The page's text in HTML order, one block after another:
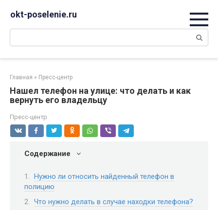
okt-poselenie.ru
Поиск:
Главная » Пресс-центр
Нашел телефон на улице: что делать и как
вернуть его владельцу
Пресс-центр
Содержание
Нужно ли относить найденный телефон в
полицию
Что нужно делать в случае находки телефона?